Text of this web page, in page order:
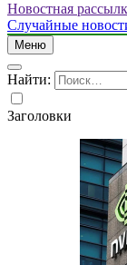
Новостная
Случайные
Меню
Найти:
Заголовки